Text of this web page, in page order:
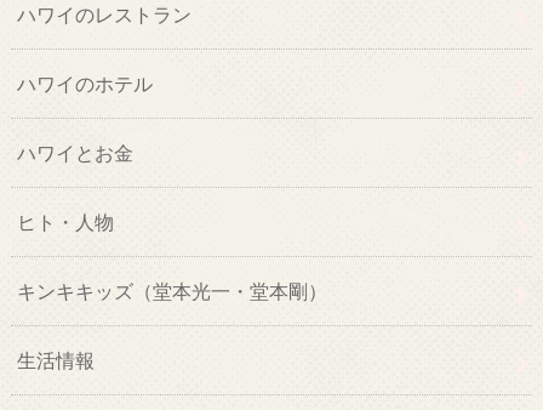
ハワイのレストラン
ハワイのホテル
ハワイとお金
ヒト・人物
キンキキッズ（堂本光一・堂本剛）
生活情報